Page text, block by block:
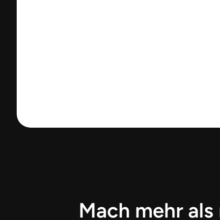
Mach mehr als